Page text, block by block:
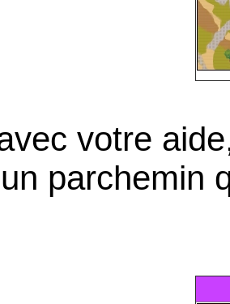
votre
parchemin